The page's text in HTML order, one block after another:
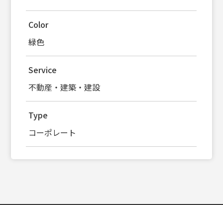
Color
緑色
Service
不動産・建築・建設
Type
コーポレート